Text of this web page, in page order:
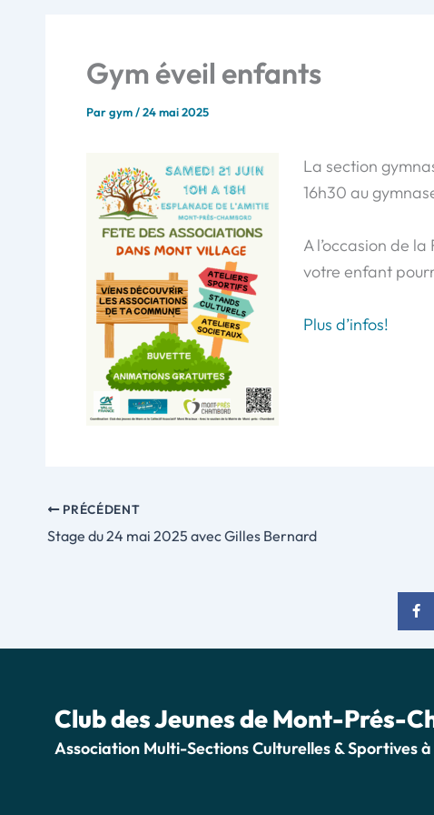
Gym éveil enfants
Pargym/24 mai 2025
La section
16h30 au
A l’occasion de
votre enfant
Plus d’infos!
PRÉCÉDENT
Stage du 24 mai 2025 avec Gilles Bernard
Club des Jeunes de Mont-Prés-
Association Multi-Sections Culturelles & Sportives